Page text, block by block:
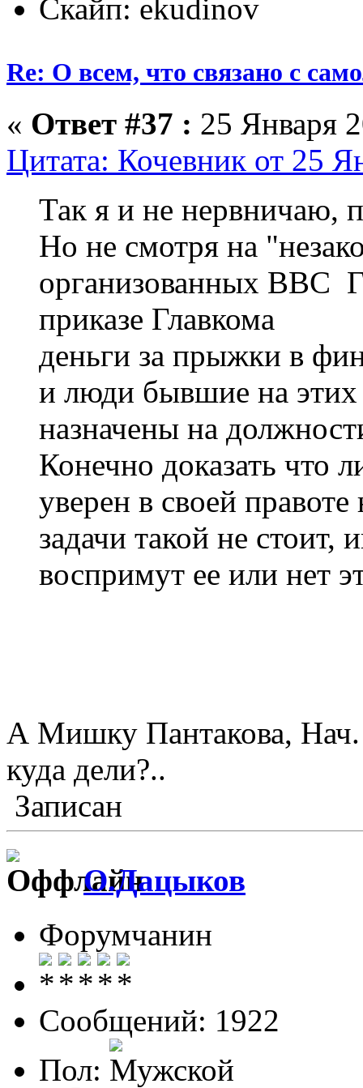
Скайп: ekudinov
Re: О всем, что связано с
« Ответ #37 : 25 Января
Цитата: Кочевник от 25
Так я и не нервничаю,
Но не смотря на
организованных ВВС
приказе Главкома
деньги за прыжки в
и люди бывшие на этих
назначены на
Конечно доказать что
уверен в своей
задачи такой не
воспримут ее или нет
А Мишку Пантакова,
куда дели?..
Записан
О.Дацыков
Форумчанин
Сообщений: 1922
Пол: